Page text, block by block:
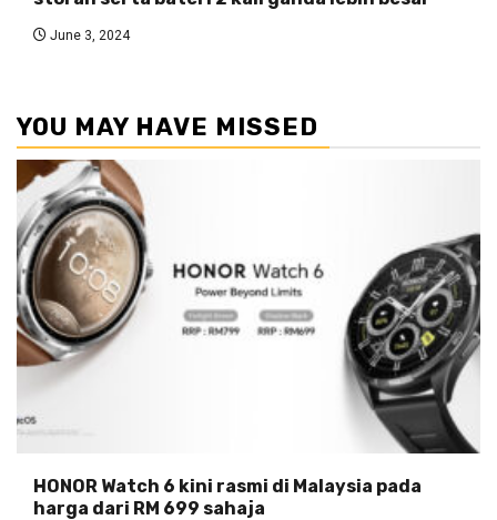
June 3, 2024
YOU MAY HAVE MISSED
HONOR Watch 6 kini rasmi di Malaysia pada
harga dari RM 699 sahaja